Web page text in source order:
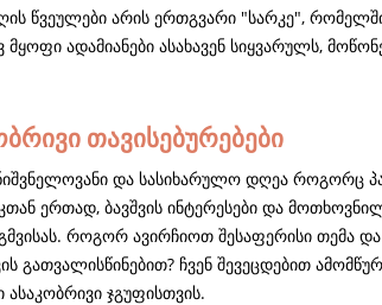
წვეულები არის ერთგვარი "სარკე",
ადამიანები ასახავენ სიყვარულს,
თავისებურებები
და სასიხარულო დღეა როგორც
ერთად, ბავშვის ინტერესები და
როგორ ავირჩიოთ შესაფერისი თემა
გათვალისწინებით? ჩვენ შევეცდებით
ჯგუფისთვის.